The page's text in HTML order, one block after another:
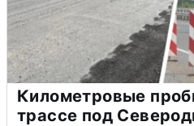
Километровые
трассе под